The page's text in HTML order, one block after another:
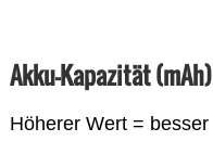
Akku-Kapazität (mAh)
Höherer Wert = besser